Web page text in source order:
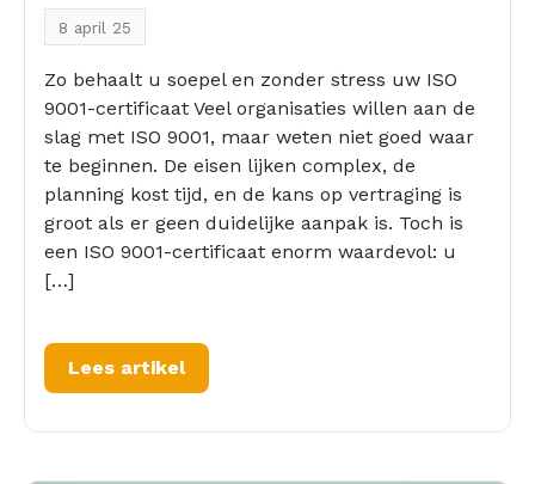
8 april 25
Zo behaalt u soepel en zonder stress uw ISO
9001-certificaat Veel organisaties willen aan de
slag met ISO 9001, maar weten niet goed waar
te beginnen. De eisen lijken complex, de
planning kost tijd, en de kans op vertraging is
groot als er geen duidelijke aanpak is. Toch is
een ISO 9001-certificaat enorm waardevol: u
[…]
Lees artikel